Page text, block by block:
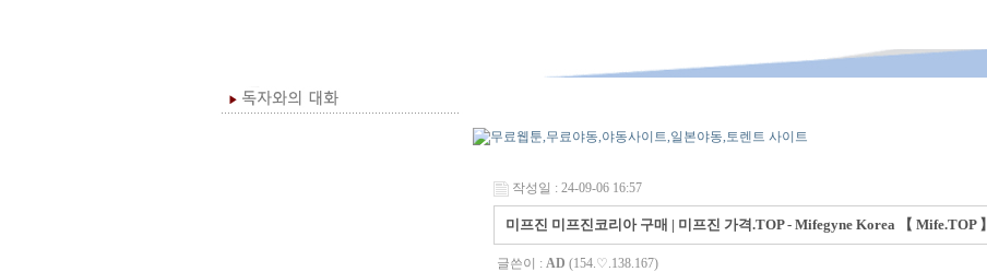
작성일 : 24-09-06 16:57
미프진 미프진코리아 구매 | 미프진 가격.TOP - Mifegyne Korea 【 Mife.TOP 】
글쓴이 : AD (154.♡.138.167)